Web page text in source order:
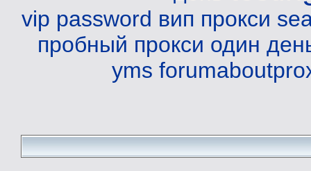
vip password вип прокси
пробный прокси один
yms